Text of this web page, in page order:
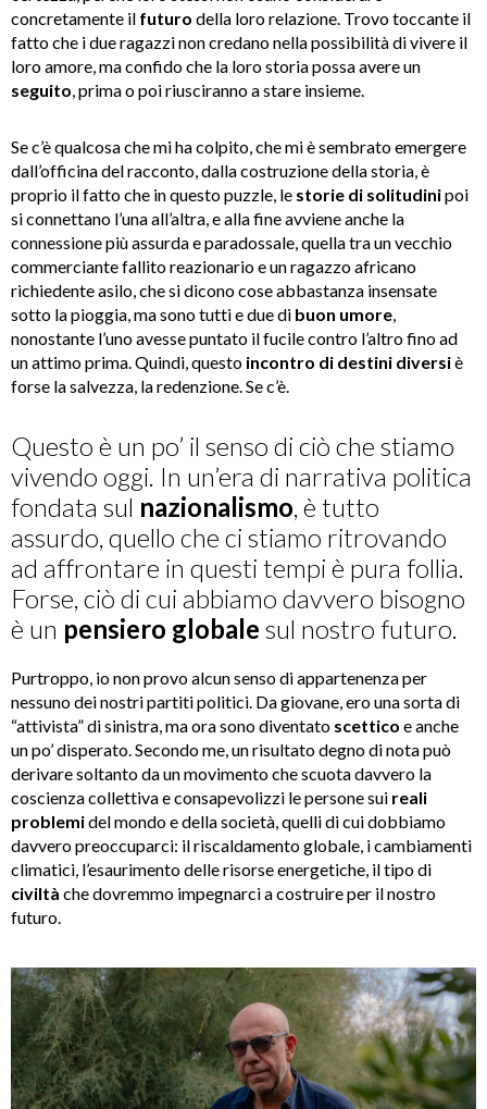
concretamente il futuro della loro relazione. Trovo toccante il
fatto che i due ragazzi non credano nella possibilità di vivere il
loro amore, ma confido che la loro storia possa avere un
seguito , prima o poi riusciranno a stare insieme.
Se c’è qualcosa che mi ha colpito, che mi è sembrato emergere
dall’officina del racconto, dalla costruzione della storia, è
proprio il fatto che in questo puzzle, le storie di solitudinipoi
si connettano l’una all’altra, e alla fine avviene anche la
connessione più assurda e paradossale, quella tra un vecchio
commerciante fallito reazionario e un ragazzo africano
richiedente asilo, che si dicono cose abbastanza insensate
sotto la pioggia, ma sono tutti e due di buon umore
nonostante l’uno avesse puntato il fucile contro l’altro fino ad
un attimo prima. Quindi, questo incontro di destini diversiè
forse la salvezza, la redenzione. Se c’è.
Questo è un po’ il senso di ciò che stiamo
vivendo oggi. In un’era di narrativa politica
fondata sul nazionalismo , è tutto
assurdo, quello che ci stiamo ritrovando
ad affrontare in questi tempi è pura follia.
Forse, ciò di cui abbiamo davvero bisogno
è un pensiero globale sul nostro futuro.
Purtroppo, io non provo alcun senso di appartenenza per
nessuno dei nostri partiti politici. Da giovane, ero una sorta di
“attivista” di sinistra, ma ora sono diventato scettico e anche
un po’ disperato. Secondo me, un risultato degno di nota può
derivare soltanto da un movimento che scuota davvero la
coscienza collettiva e consapevolizzi le persone sui reali
problemidel mondo e della società, quelli di cui dobbiamo
davvero preoccuparci: il riscaldamento globale, i cambiamenti
climatici, l’esaurimento delle risorse energetiche, il tipo di
civiltà che dovremmo impegnarci a costruire per il nostro
futuro.